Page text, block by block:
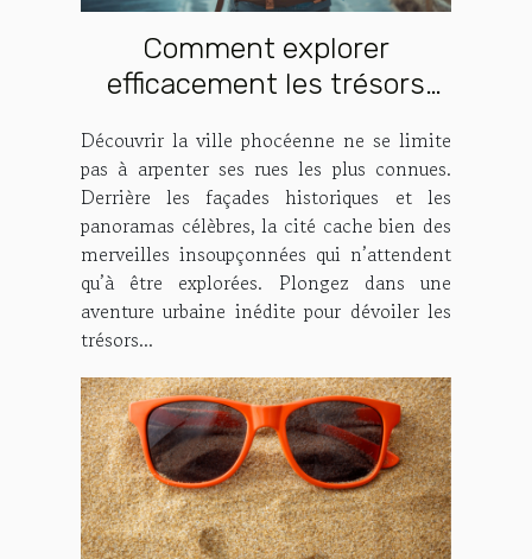
Comment explorer
efficacement les trésors
phocéenne ?
Découvrir la ville phocéenne ne se limite
pas à arpenter ses rues les plus connues.
Derrière les façades historiques et les
panoramas célèbres, la cité cache bien des
merveilles insoupçonnées qui n’attendent
qu’à être explorées. Plongez dans une
aventure urbaine inédite pour dévoiler les
trésors...